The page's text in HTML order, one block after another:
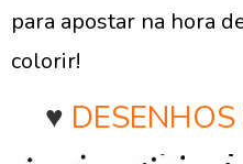
para apostar na hora
colorir!
♥